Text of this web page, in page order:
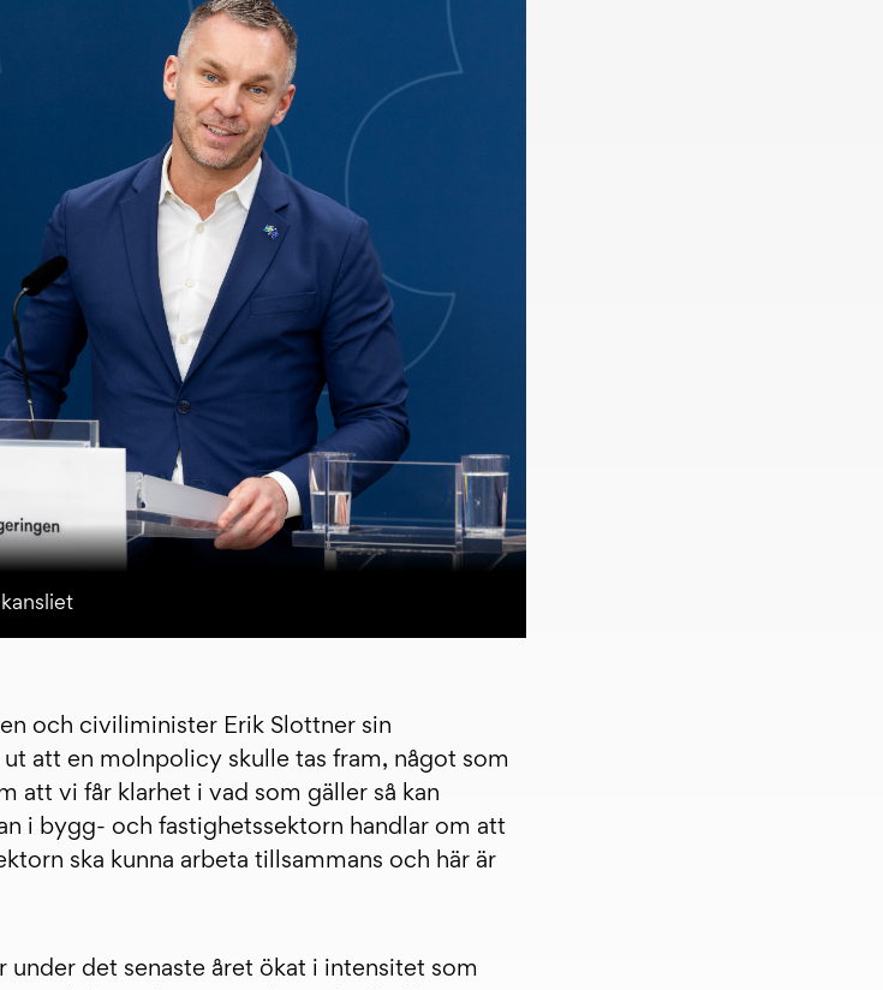
och civiliminister Erik Slottner sin
ut att en molnpolicy skulle tas fram, något som
att vi får klarhet i vad som gäller så kan
i bygg- och fastighetssektorn handlar om att
ska kunna arbeta tillsammans och här är
det senaste året ökat i intensitet som